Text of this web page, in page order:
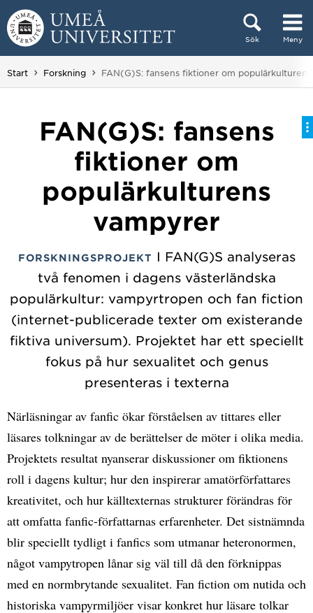
Hoppa direkt till innehållet
Sök Meny
Huvudmenyn dold.
Start Forskning Du är här:
FAN(G)S: fansens fiktioner om
FAN(G)S: fansens
fiktioner om
populärkulturens
vampyrer
FORSKNINGSPROJEKT I FAN(G)S analyseras
två fenomen i dagens västerländska
populärkultur: vampyrtropen och fan fiction
(internet-publicerade texter om existerande
fiktiva universum). Projektet har ett speciellt
fokus på hur sexualitet och genus
presenteras i texterna
Närläsningar av fanfic ökar förståelsen av tittares eller
läsares tolkningar av de berättelser de möter i olika media.
Projektets resultat nyanserar diskussioner om fiktionens
roll i dagens kultur; hur den inspirerar amatörförfattares
kreativitet, och hur källtexternas strukturer förändras för
att omfatta fanfic-författarnas erfarenheter. Det sistnämnda
blir speciellt tydligt i fanfics som utmanar heteronormen,
något vampytropen lånar sig väl till då den förknippas
med en normbrytande sexualitet. Fan fiction om nutida och
historiska vampyrmiljöer visar konkret hur läsare tolkar